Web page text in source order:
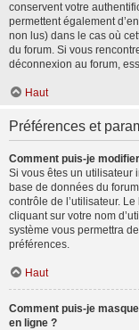
conservent votre
permettent également
non lus) dans le cas où
du forum. Si vous
déconnexion au forum,
Haut
Préférences et
Comment puis-je
Si vous êtes un utilisateur
base de données du
contrôle de l’utilisateur.
cliquant sur votre nom
système vous permettra
préférences.
Haut
Comment puis-je
en ligne ?